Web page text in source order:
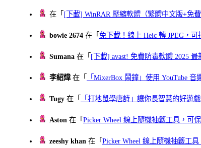
在「 [下載] WinRAR 壓縮軟體（繁體中文版+免費
bowie 2674 在「免下載！線上 Heic 轉 JPEG，可
Sumana 在「 [下載] avast! 免費防毒軟體 2025 最
李紹煒在「 「MixerBox 鬧鐘」使用 YouTube
Tugy 在「 「打地鼠學唐詩」讓你長智慧的好遊戲
Aston 在「Picker Wheel 線上隨機抽籤工具，可
zeeshy khan 在「Picker Wheel 線上隨機抽籤工